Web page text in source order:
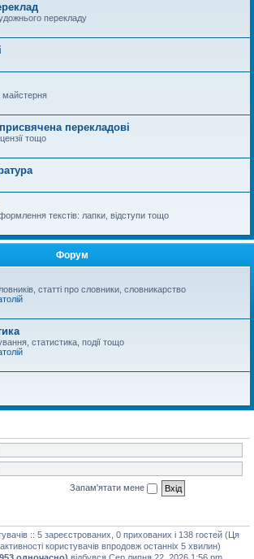
перекладу
майстерня
перекладові
тощо
текстів: лапки, відступи тощо
Форум
статті про словники, словникарство
статистика, події тощо
Запам'ятати мене
:: 5 зареєстрованих, 0 прихованих і 138 гостей (Ця
користувачів впродовж останніх 5 хвилин)
одночасно) відбувся Сер липня 22, 2026 1:56 pm